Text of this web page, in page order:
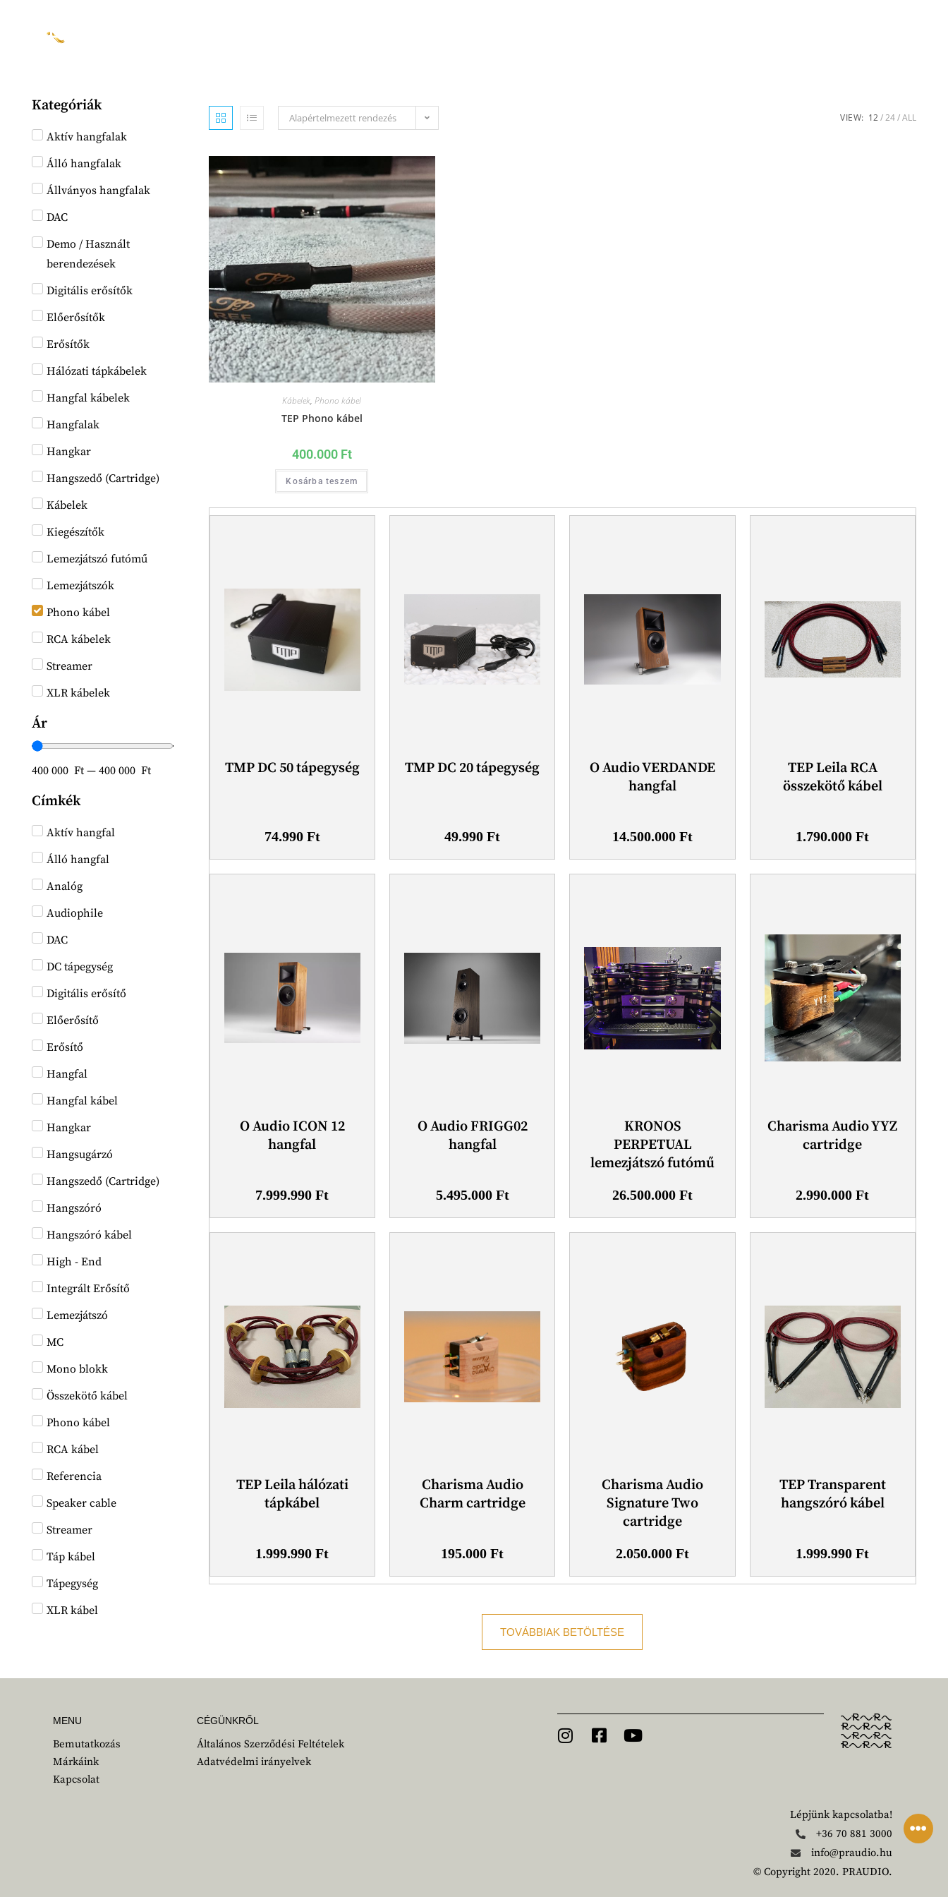
Kategóriák
Aktív hangfalak
Álló hangfalak
Állványos hangfalak
DAC
Demo / Használt
berendezések
Digitális erősítők
Előerősítők
Erősítők
Hálózati tápkábelek
Hangfal kábelek
Hangfalak
Hangkar
Hangszedő (Cartridge)
Kábelek
Kiegészítők
Lemezjátszó futómű
Lemezjátszók
Phono kábel
RCA kábelek
Streamer
XLR kábelek
Ár
400 000 Ft — 400 000 Ft
Címkék
Aktív hangfal
Álló hangfal
Analóg
Audiophile
DAC
DC tápegység
Digitális erősítő
Előerősítő
Erősítő
Hangfal
Hangfal kábel
Hangkar
Hangsugárzó
Hangszedő (Cartridge)
Hangszóró
Hangszóró kábel
High - End
Integrált Erősítő
Lemezjátszó
MC
Mono blokk
Összekötő kábel
Phono kábel
RCA kábel
Referencia
Speaker cable
Streamer
Táp kábel
Tápegység
XLR kábel
Alapértelmezett rendezés VIEW: 12 24 ALL
Kábelek,Phono kábel
TEP Phono kábel
400.000 Ft
Kosárba teszem
TMP DC 50 tápegység
74.990 Ft
TMP DC 20 tápegység
49.990Ft
O Audio VERDANDE
hangfal
14.500.000Ft
TEP Leila RCA
összekötő kábel
1.790.000Ft
O Audio ICON 12
hangfal
7.999.990Ft
O Audio FRIGG02
hangfal
5.495.000 Ft
KRONOS
PERPETUAL
lemezjátszó futómű
26.500.000Ft
Charisma Audio YYZ
cartridge
2.990.000Ft
TEP Leila hálózati
tápkábel
1.999.990Ft
Charisma Audio
Charm cartridge
195.000Ft
Charisma Audio
Signature Two
cartridge
2.050.000Ft
TEP Transparent
hangszóró kábel
1.999.990Ft
TOVÁBBIAK BETÖLTÉSE
MENU
Bemutatkozás
Márkáink
Kapcsolat
CÉGÜNKRŐL
Általános Szerződési Feltételek
Adatvédelmi irányelvek
Lépjünk kapcsolatba!
+36 70 881 3000
info@praudio.hu
© Copyright 2020. PRAUDIO.